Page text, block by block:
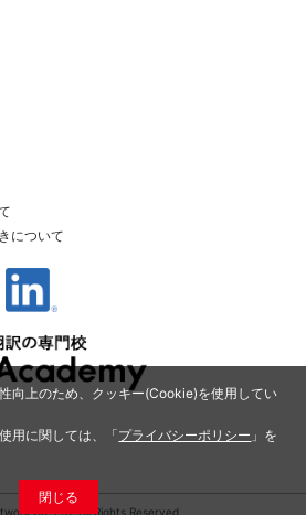
向上のため、クッキー(Cookie)を使用してい
用に関しては、「プライバシーポリシー 」を
閉じる
について
Co.,Ltd. All Rights Reserved.